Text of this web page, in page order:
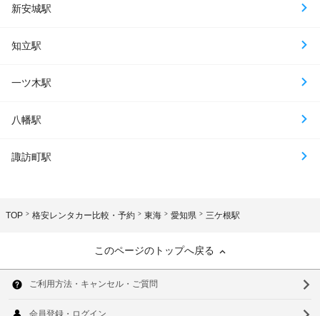
新安城駅
知立駅
一ツ木駅
八幡駅
諏訪町駅
TOP 格安レンタカー比較・予約 東海 愛知県 三ケ根駅
このページのトップへ戻る